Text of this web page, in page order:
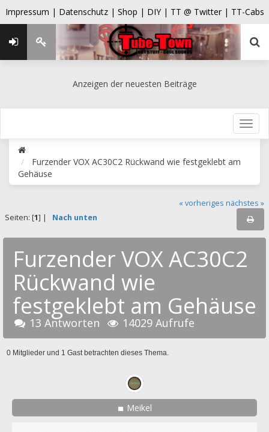
Impressum | Datenschutz | Shop | DIY | TT @ Twitter | TT-Cabs
Anzeigen der neuesten Beiträge
Furzender VOX AC30C2 Rückwand wie festgeklebt am
Gehäuse
« vorheriges nächstes »
Seiten: [1] | Nach unten
Furzender VOX AC30C2
Rückwand wie
festgeklebt am Gehäuse
13 Antworten 14029 Aufrufe
0 Mitglieder und 1 Gast betrachten dieses Thema.
Meikel